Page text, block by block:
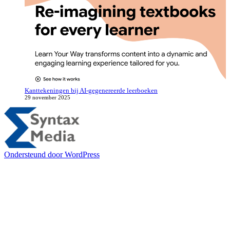
Kanttekeningen bij AI-gegenereerde leerboeken
29 november 2025
Ondersteund door WordPress